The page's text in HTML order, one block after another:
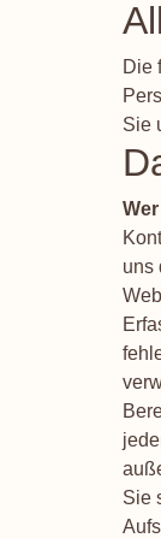
Die
Sie
uns
Sie